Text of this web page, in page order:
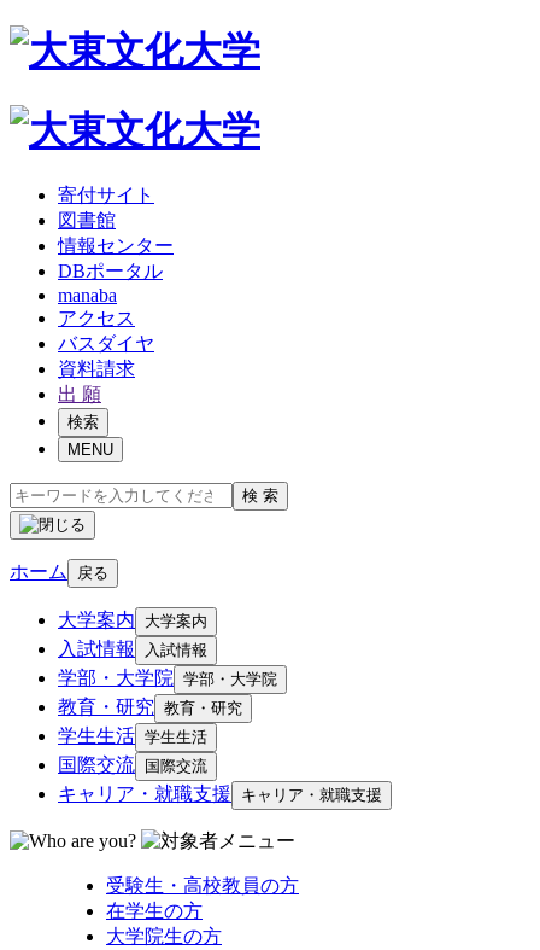
寄付サイト
図書館
情報センター
DBポータル
manaba
アクセス
バスダイヤ
資料請求
出 願
検索
MENU
検 索
ホーム 戻る
大学案内 大学案内
入試情報 入試情報
学部・大学院 学部・大学院
教育・研究 教育・研究
学生生活 学生生活
国際交流 国際交流
キャリア・就職支援 キャリア・就職支援
受験生・高校教員の方
在学生の方
大学院生の方